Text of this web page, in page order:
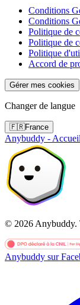
Conditions
Conditions
Politique de
Politique de
Politique
Accord de
Gérer mes cookies
Changer de langue
🇫🇷France
Anybuddy - Accueil
© 2026 Anybuddy.
Anybuddy sur